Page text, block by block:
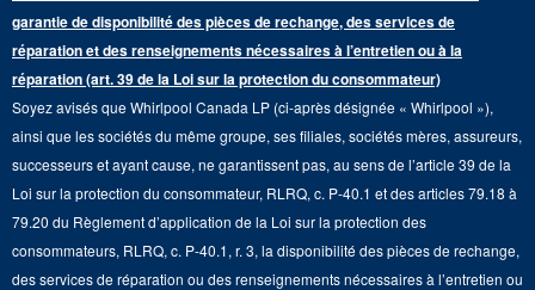
Pièces de rechange
Aide sur les produits
Suivre ma commande
Services de livraison et d'installation
Retours et échanges
Accessibilité
Qualité Commerciale
Duos de Lessive
Fours muraux
Hottes
Fours à micro-ondes
Communiquez avec nous
Monsieur Maytag
Carrières
Whirlpool et Corporation
garantie de disponibilité des pièces de rechange, des services de
réparation et des renseignements nécessaires à l’entretien ou à la
réparation (art. 39 de la Loi sur la protection du consommateur)
Soyez avisés que Whirlpool Canada LP (ci-après désignée « Whirlpool »),
ainsi que les sociétés du même groupe, ses filiales, sociétés mères, assureurs,
successeurs et ayant cause, ne garantissent pas, au sens de l’article 39 de la
Loi sur la protection du consommateur, RLRQ, c. P-40.1 et des articles 79.18 à
79.20 du Règlement d’application de la Loi sur la protection des
consommateurs, RLRQ, c. P-40.1, r. 3, la disponibilité des pièces de rechange,
des services de réparation ou des renseignements nécessaires à l’entretien ou